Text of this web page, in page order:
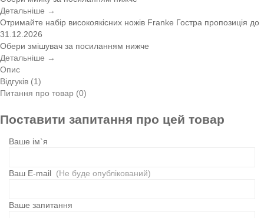
Детальніше →
Отримайте набір високоякісних ножів Franke Гостра пропозиція до
31.12.2026
Обери змішувач за посиланням нижче
Детальніше →
Опис
Відгуків (1)
Питання про товар (0)
Поставити запитання про цей товар
Ваше ім`я
Ваш E-mail (Не буде опублікований)
Ваше запитання